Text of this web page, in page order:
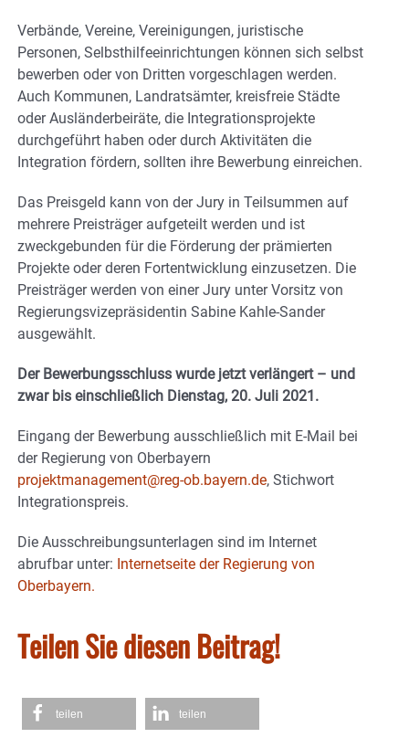
Verbände, Vereine, Vereinigungen, juristische
Personen, Selbsthilfeeinrichtungen können sich selbst
bewerben oder von Dritten vorgeschlagen werden.
Auch Kommunen, Landratsämter, kreisfreie Städte
oder Ausländerbeiräte, die Integrationsprojekte
durchgeführt haben oder durch Aktivitäten die
Integration fördern, sollten ihre Bewerbung einreichen.
Das Preisgeld kann von der Jury in Teilsummen auf
mehrere Preisträger aufgeteilt werden und ist
zweckgebunden für die Förderung der prämierten
Projekte oder deren Fortentwicklung einzusetzen. Die
Preisträger werden von einer Jury unter Vorsitz von
Regierungsvizepräsidentin Sabine Kahle-Sander
ausgewählt.
Der Bewerbungsschluss wurde jetzt verlängert – und
zwar bis einschließlich Dienstag, 20. Juli 2021.
Eingang der Bewerbung ausschließlich mit E-Mail bei
der Regierung von Oberbayern
projektmanagement@reg-ob.bayern.de, Stichwort
Integrationspreis.
Die Ausschreibungsunterlagen sind im Internet
abrufbar unter: Internetseite der Regierung von
Oberbayern.
Teilen Sie diesen Beitrag!
teilen teilen